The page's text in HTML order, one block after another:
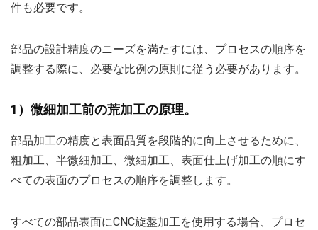
件も必要です。
部品の設計精度のニーズを満たすには、プロセスの順序を
調整する際に、必要な比例の原則に従う必要があります。
1）微細加工前の荒加工の原理。
部品加工の精度と表面品質を段階的に向上させるために、
粗加工、半微細加工、微細加工、表面仕上げ加工の順にす
べての表面のプロセスの順序を調整します。
すべての部品表面にCNC旋盤加工を使用する場合、プロセ